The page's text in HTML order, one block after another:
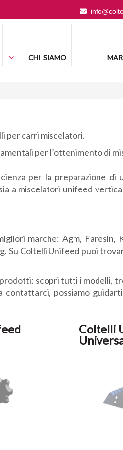
CHI SIAMO
per carri miscelatori.
per l’ottenimento di
per la preparazione di
a miscelatori unifeed
marche: Agm, Faresin,
Su Coltelli Unifeed puoi
scopri tutti i modelli,
contattarci, possiamo
Coltelli